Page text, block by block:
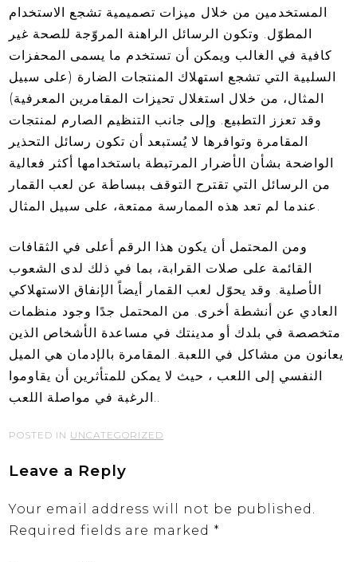
المستخدمين من خلال ميزات تصميمية تشجع الاستخدام
المطوّل. وتكون الرسائل الراهنة المروّجة للصحة غير
كافية في الغالب ويمكن أن تستخدم ما يسمى المحفزات
السلبية التي تشجع استهلاك المنتجات الضارة (على سبيل
المثال، من خلال استغلال تحيزات المقامرين المعرفية)
وقد تعزز التطبيع. وإلى جانب التنظيم الصارم لمنتجات
المقامرة وتوافرها لا يُستبعد أن تكون رسائل التحذير
الواضحة بشأن الأضرار المرتبطة باستخدامها أكثر فعالية
من الرسائل التي تقترح التوقف ببساطة عن لعب القمار
عندما لم تعد هذه الممارسة ممتعة، على سبيل المثال.
ومن المحتمل أن يكون هذا الرقم أعلى في الثقافات
القائمة على صلات القرابة، بما في ذلك لدى الشعوب
الأصلية. وقد يحوّل لعب القمار أيضاً الإنفاق الاستهلاكي
العادي عن أنشطة أخرى. من المحتمل جدًا وجود منظمات
متخصصة في بلدك أو مدينتك في مساعدة الأشخاص الذين
يعانون من مشاكل في اللعبة. المقامرة بالإدمان هي الميل
النفسي إلى اللعب ، حيث لا يمكن للمتأثرين أن يقاوموا
الرغبة في مواصلة اللعب..
POSTED IN UNCATEGORIZED
Leave a Reply
Your email address will not be published.
Required fields are marked *